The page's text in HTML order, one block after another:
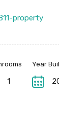
property
1
Year